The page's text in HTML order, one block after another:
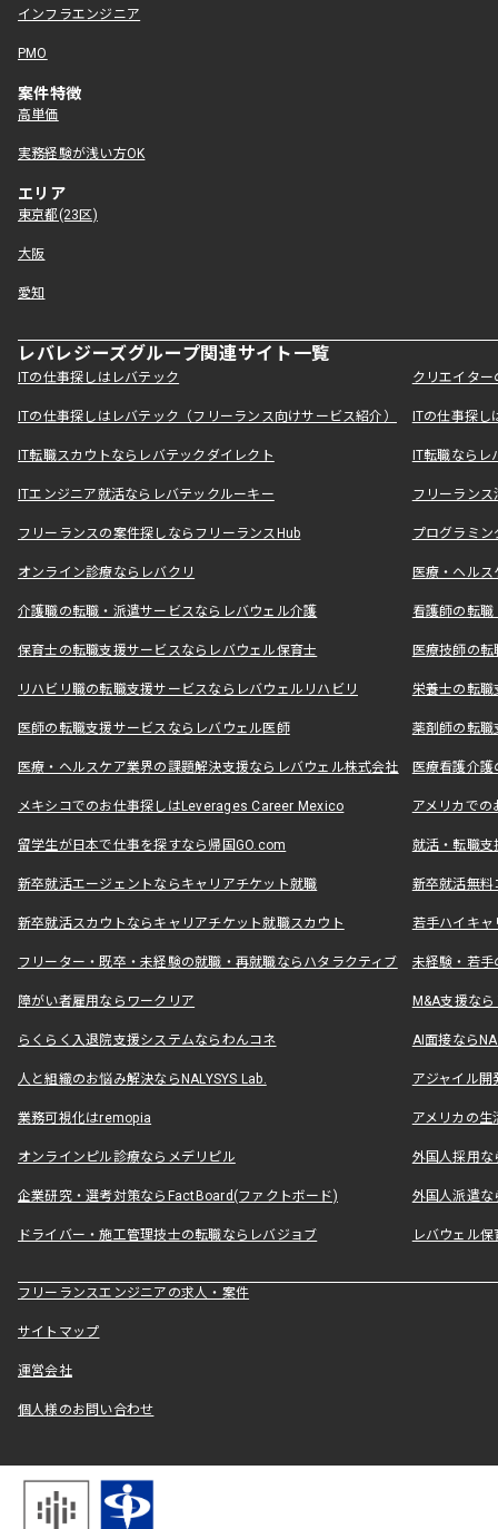
インフラエンジニア
PMO
案件特徴
高単価
実務経験が浅い方OK
エリア
東京都(23区)
大阪
愛知
レバレジーズグループ関連サイト一覧
ITの仕事探しはレバテック クリエイタ
ITの仕事探しはレバテック（フリーランス向けサービス紹介） ITの仕事探
IT転職スカウトならレバテックダイレクト IT転職なら
ITエンジニア就活ならレバテックルーキー フリーラン
フリーランスの案件探しならフリーランスHub プログラミ
オンライン診療ならレバクリ 医療・ヘル
介護職の転職・派遣サービスならレバウェル介護 看護師の転
保育士の転職支援サービスならレバウェル保育士 医療技師の
リハビリ職の転職支援サービスならレバウェルリハビリ 栄養士の転
医師の転職支援サービスならレバウェル医師 薬剤師の転
医療・ヘルスケア業界の課題解決支援ならレバウェル株式会社 医療看護介
メキシコでのお仕事探しはLeverages Career Mexico アメリカで
留学生が日本で仕事を探すなら帰国GO.com 就活・転職
新卒就活エージェントならキャリアチケット就職 新卒就活無料
新卒就活スカウトならキャリアチケット就職スカウト 若手ハイキ
フリーター・既卒・未経験の就職・再就職ならハタラクティブ 未経験・若手
障がい者雇用ならワークリア M&A支援な
らくらく入退院支援システムならわんコネ AI面接なら
人と組織のお悩み解決ならNALYSYS Lab. アジャイル
業務可視化はremopia アメリカの
オンラインピル診療ならメデリピル 外国人採用
企業研究・選考対策ならFactBoard(ファクトボード) 外国人派遣な
ドライバー・施工管理技士の転職ならレバジョブ レバウェル
フリーランスエンジニアの求人・案件
サイトマップ
運営会社
個人様のお問い合わせ